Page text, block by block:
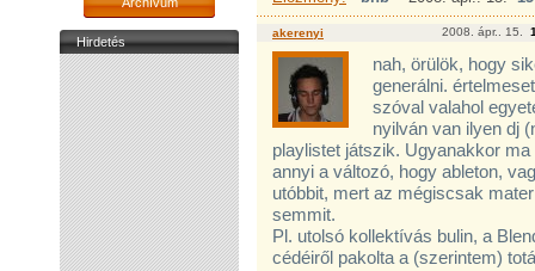
Hirdetés
akerenyi 2008. ápr.. 15.
nah, örülök, hogy
generálni.
szóval valahol
nyilván van ilyen dj
playlistet játszik. Ugyanakkor
annyi a változó, hogy ableton,
utóbbit, mert az mégiscsak
semmit.
Pl. utolsó kollektívás bulin, a
cédéiről pakolta a (szerintem)